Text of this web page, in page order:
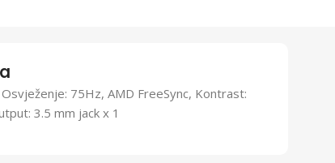
75Hz, AMD FreeSync, Kontrast:
3.5 mm jack x 1